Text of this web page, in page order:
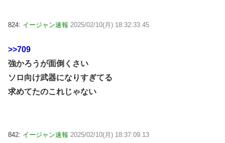
824: イージャン速報 2025/02/10(月) 18:32:33.45
>>709
強かろうが面倒くさい
ソロ向け武器になりすぎてる
求めてたのこれじゃない
842: イージャン速報 2025/02/10(月) 18:37:09.13